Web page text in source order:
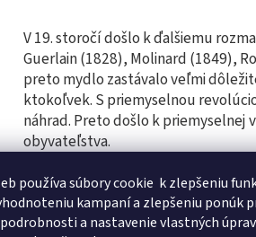
používa súbory cookie k zlepšeniu
kampaní a zlepšeniu ponúk
podrobnosti a nastavenie vlastných úprav
V 19. storočí došlo k ďalšiemu
Guerlain (1828), Molinard (1849),
preto mydlo zastávalo veľmi
ktokoľvek. S priemyselnou
náhrad. Preto došlo k priemyselnej
obyvateľstva.
Feromony Bezpečnostné